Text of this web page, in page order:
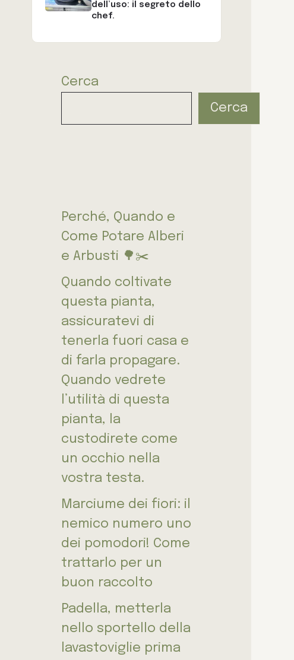
dell’uso: il segreto dello
chef.
Cerca
Cerca
Perché, Quando e
Come Potare Alberi
e Arbusti 🌳✂️
Quando coltivate
questa pianta,
assicuratevi di
tenerla fuori casa e
di farla propagare.
Quando vedrete
l’utilità di questa
pianta, la
custodirete come
un occhio nella
vostra testa.
Marciume dei fiori: il
nemico numero uno
dei pomodori! Come
trattarlo per un
buon raccolto
Padella, metterla
nello sportello della
lavastoviglie prima